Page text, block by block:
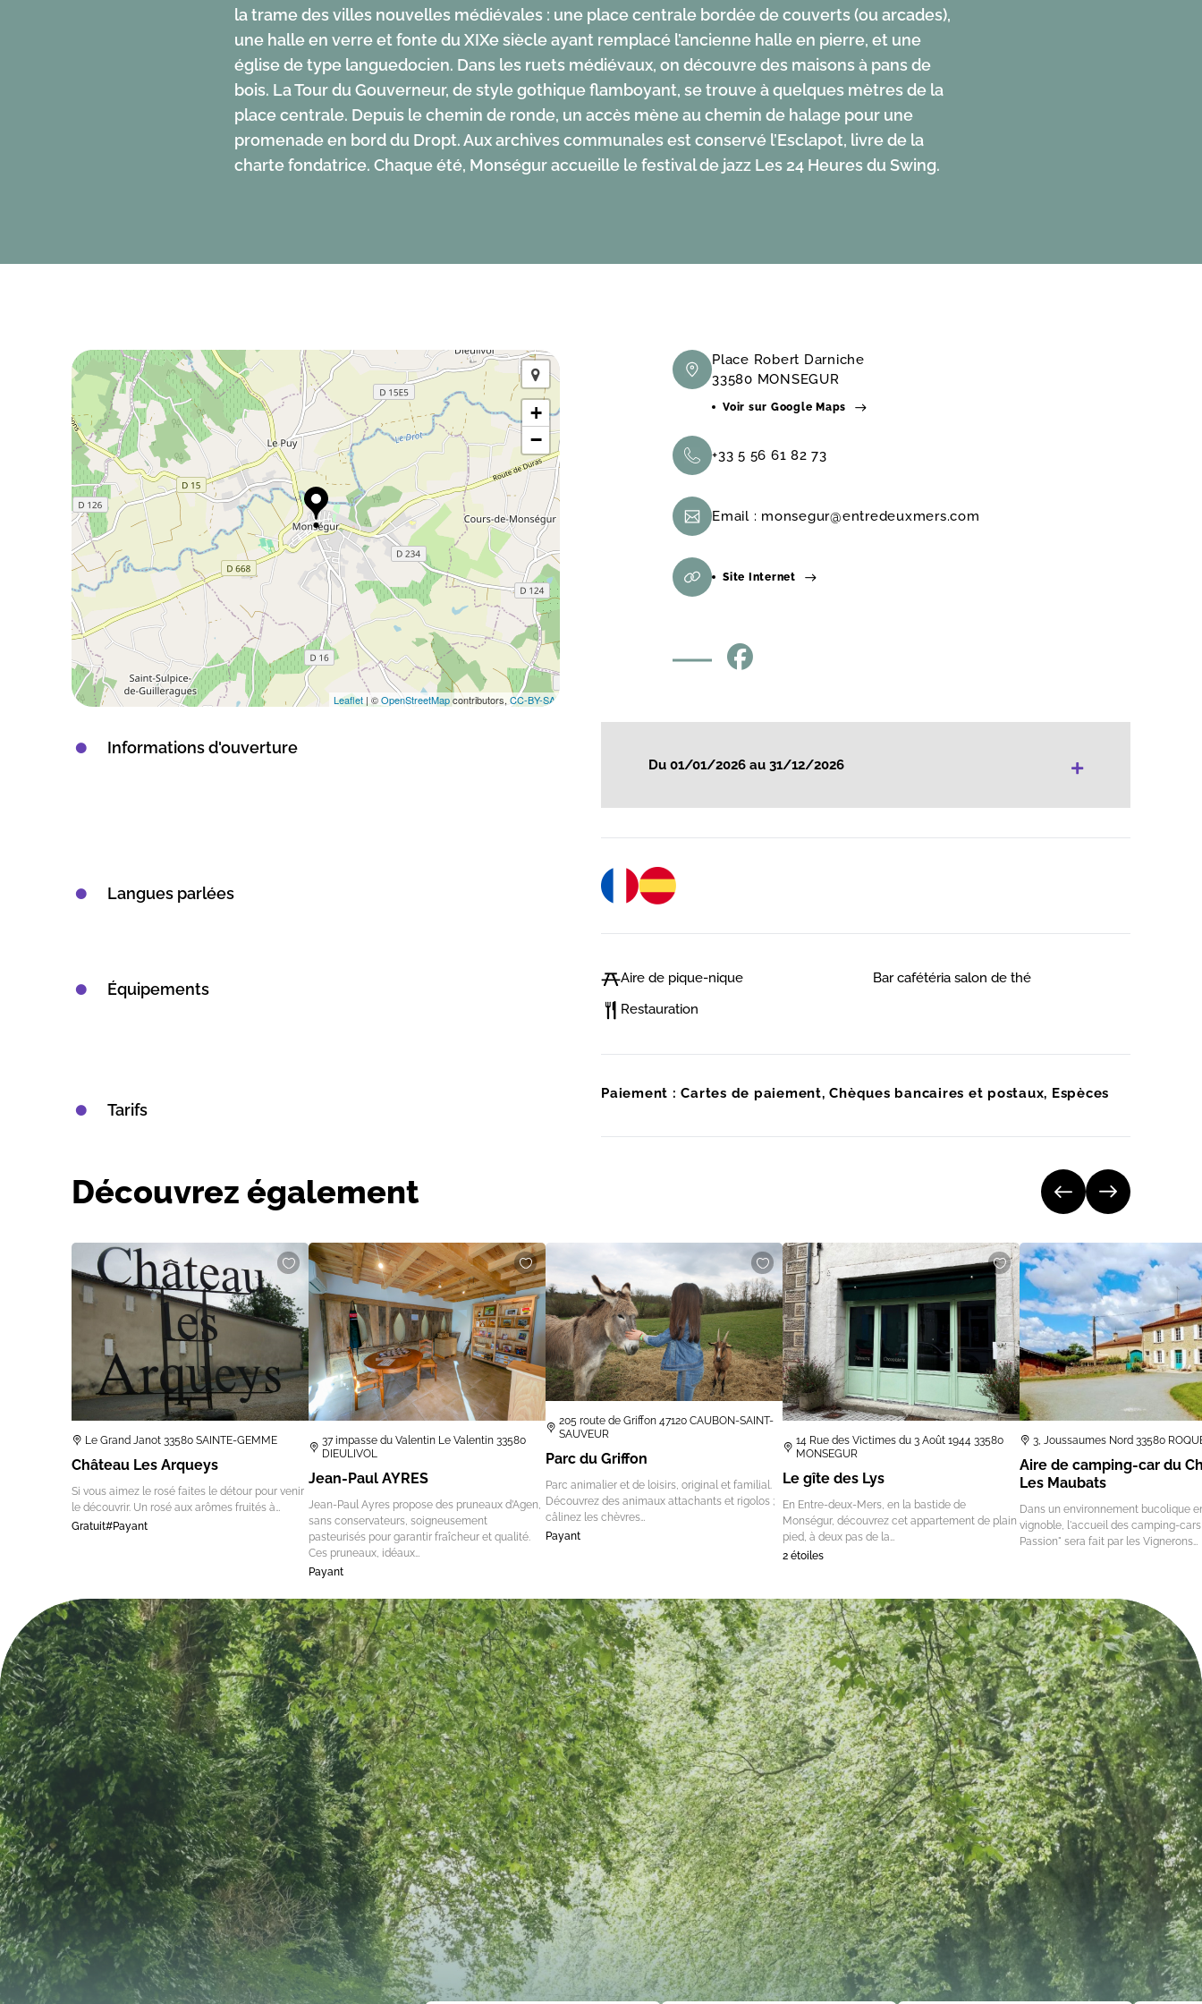
la trame des villes nouvelles médiévales : une place centrale bordée de couverts (ou arcades),
une halle en verre et fonte du XIXe siècle ayant remplacé l’ancienne halle en pierre, et une
église de type languedocien. Dans les ruets médiévaux, on découvre des maisons à pans de
bois. La Tour du Gouverneur, de style gothique flamboyant, se trouve à quelques mètres de la
place centrale. Depuis le chemin de ronde, un accès mène au chemin de halage pour une
promenade en bord du Dropt. Aux archives communales est conservé l’Esclapot, livre de la
charte fondatrice. Chaque été, Monségur accueille le festival de jazz Les 24 Heures du Swing.
+
−
Leaflet | ©OpenStreetMapcontributors, CC-BY-SA
Place Robert Darniche
33580 MONSEGUR
Voir sur Google Maps
+33 5 56 61 82 73
Email : monsegur@entredeuxmers.com
Site Internet
Informations d'ouverture
Du 01/01/2026 au 31/12/2026 +
Langues parlées
Équipements
Aire de pique-nique
Bar cafétéria salon de thé
Restauration
Tarifs
Paiement : Cartes de paiement, Chèques bancaires et postaux, Espèces
Découvrez également
Le Grand Janot 33580 SAINTE-GEMME
Château Les Arqueys
Si vous aimez le rosé faites le détour pour venir
le découvrir. Un rosé aux arômes fruités à…
Gratuit#Payant
37 impasse du Valentin Le Valentin 33580
DIEULIVOL
Jean-Paul AYRES
Jean-Paul Ayres propose des pruneaux d’Agen,
sans conservateurs, soigneusement
pasteurisés pour garantir fraîcheur et qualité.
Ces pruneaux, idéaux…
Payant
205 route de Griffon 47120 CAUBON-SAINT-
SAUVEUR
Parc du Griffon
Parc animalier et de loisirs, original et familial.
Découvrez des animaux attachants et rigolos ;
câlinez les chèvres…
Payant
14 Rue des Victimes du 3 Août 1944 33580
MONSEGUR
Le gîte des Lys
En Entre-deux-Mers, en la bastide de
Monségur, découvrez cet appartement de plain
pied, à deux pas de la…
2 étoiles
3, Joussaumes Nord 33580
Aire de camping-car du
Les Maubats
Dans un environnement bucolique
vignoble, l'accueil des camping-
Passion" sera fait par les Vignerons…